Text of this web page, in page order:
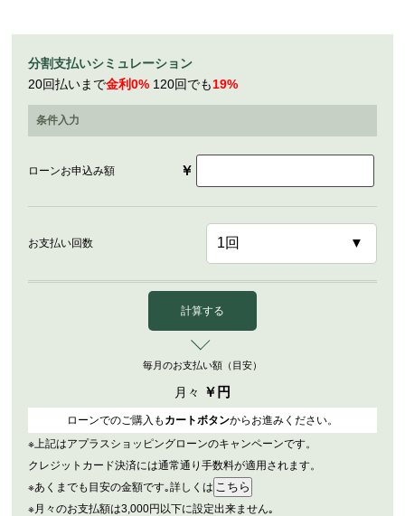
分割支払いシミュレーション
20回払いまで金利0% 120回でも19%
条件入力
ローンお申込み額 ￥
お支払い回数
計算する
毎月のお支払い額（目安）
月々 ￥ 円
ローンでのご購入も カートボタンからお進みください。
※上記はアプラスショッピングローンのキャンペーンです。
クレジットカード決済には通常通り手数料が適用されます。
※あくまでも目安の金額です｡詳しくは
※月々のお支払額は3,000円以下に設定出来ません｡